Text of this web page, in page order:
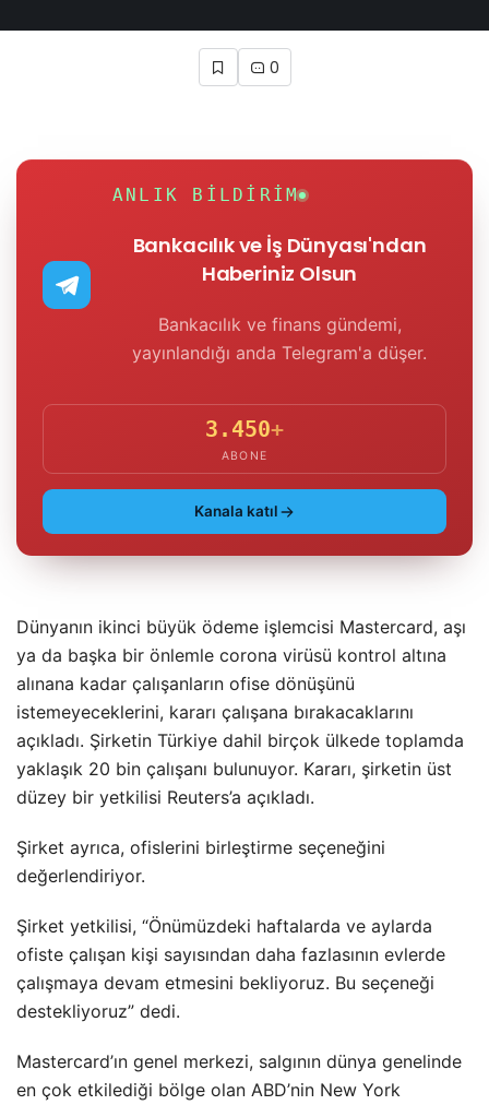
0
ANLIK BILDIRIM
Bankacılık ve İş Dünyası'ndan
Haberiniz Olsun
Bankacılık ve finans gündemi,
yayınlandığı anda Telegram'a düşer.
3.450+
ABONE
Kanala katıl
Dünyanın ikinci büyük ödeme işlemcisi Mastercard, aşı
ya da başka bir önlemle corona virüsü kontrol altına
alınana kadar çalışanların ofise dönüşünü
istemeyeceklerini, kararı çalışana bırakacaklarını
açıkladı. Şirketin Türkiye dahil birçok ülkede toplamda
yaklaşık 20 bin çalışanı bulunuyor. Kararı, şirketin üst
düzey bir yetkilisi Reuters’a açıkladı.
Şirket ayrıca, ofislerini birleştirme seçeneğini
değerlendiriyor.
Şirket yetkilisi, “Önümüzdeki haftalarda ve aylarda
ofiste çalışan kişi sayısından daha fazlasının evlerde
çalışmaya devam etmesini bekliyoruz. Bu seçeneği
destekliyoruz” dedi.
Mastercard’ın genel merkezi, salgının dünya genelinde
en çok etkilediği bölge olan ABD’nin New York